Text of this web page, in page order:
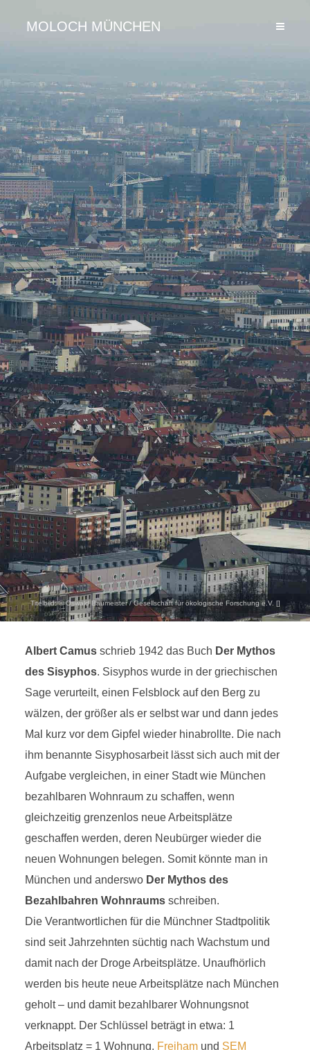
MOLOCH MÜNCHEN
Titelbild:© Oswald Baumeister / Gesellschaft für ökologische Forschung e.V. []
Albert Camusschrieb 1942 das Buch Der Mythos
des Sisyphos. Sisyphos wurde in der griechischen
Sage verurteilt, einen Felsblock auf den Berg zu
wälzen, der größer als er selbst war und dann jedes
Mal kurz vor dem Gipfel wieder hinabrollte. Die nach
ihm benannte Sisyphosarbeit lässt sich auch mit der
Aufgabe vergleichen, in einer Stadt wie München
bezahlbaren Wohnraum zu schaffen, wenn
gleichzeitig grenzenlos neue Arbeitsplätze
geschaffen werden, deren Neubürger wieder die
neuen Wohnungen belegen. Somit könnte man in
München und anderswo Der Mythos des
Bezahlbahren Wohnraumsschreiben.
Die Verantwortlichen für die Münchner Stadtpolitik
sind seit Jahrzehnten süchtig nach Wachstum und
damit nach der Droge Arbeitsplätze. Unaufhörlich
werden bis heute neue Arbeitsplätze nach München
geholt – und damit bezahlbarer Wohnungsnot
verknappt. Der Schlüssel beträgt in etwa: 1
Arbeitsplatz = 1 Wohnung. Freihamund SEM